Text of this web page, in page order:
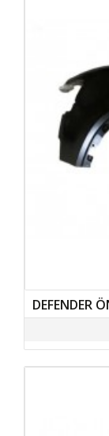
DEFENDER